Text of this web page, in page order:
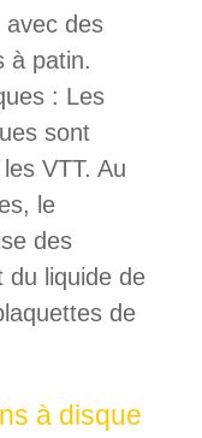
avec des
à patin.
: Les
sont
VTT. Au
le
des
du liquide de
de
à disque